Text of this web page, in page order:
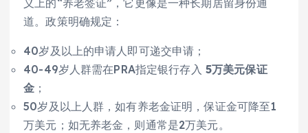
义上的“养老签证”，它更像是一种长期居留身份通
道。政策明确规定：
40岁及以上的申请人即可递交申请；
40-49岁人群需在PRA指定银行存入 5万美元保证
金 ；
50岁及以上人群，如有养老金证明，保证金可降至1
万美元；如无养老金，则通常是2万美元。